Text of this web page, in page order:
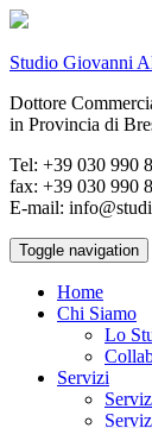
Studio Giovanni
Dottore
in Provincia di
Tel: +39 030 990
fax: +39 030 990
E-mail:
Toggle navigation
Home
Chi Siamo
Lo
Servizi